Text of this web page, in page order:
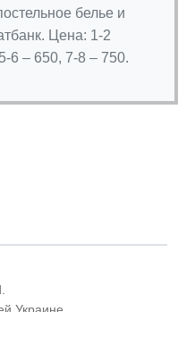
белье и
Цена: 1-2
6 – 650, 7-8 – 750.
Украине.